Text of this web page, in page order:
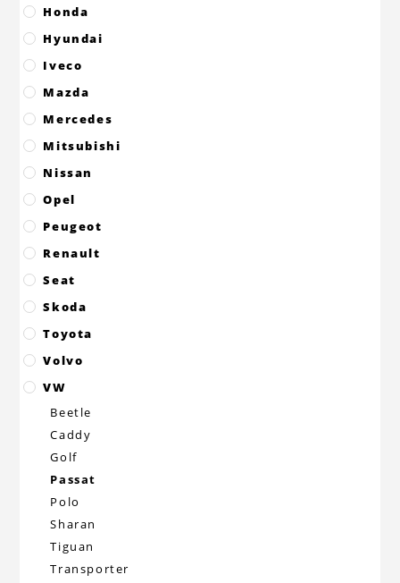
Honda
Hyundai
Iveco
Mazda
Mercedes
Mitsubishi
Nissan
Opel
Peugeot
Renault
Seat
Skoda
Toyota
Volvo
VW
Beetle
Caddy
Golf
Passat
Polo
Sharan
Tiguan
Transporter